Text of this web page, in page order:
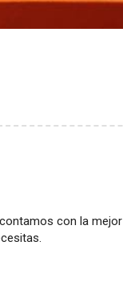
con la mejor